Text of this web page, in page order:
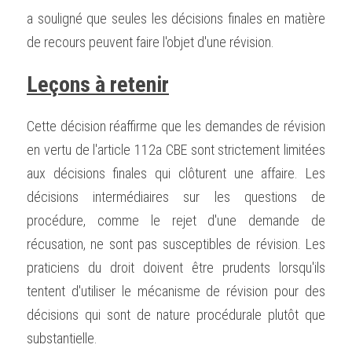
a souligné que seules les décisions finales en matière
de recours peuvent faire l'objet d'une révision.
Leçons à retenir
Cette décision réaffirme que les demandes de révision
en vertu de l'article 112a CBE sont strictement limitées
aux décisions finales qui clôturent une affaire. Les
décisions intermédiaires sur les questions de
procédure, comme le rejet d'une demande de
récusation, ne sont pas susceptibles de révision. Les
praticiens du droit doivent être prudents lorsqu'ils
tentent d'utiliser le mécanisme de révision pour des
décisions qui sont de nature procédurale plutôt que
substantielle.